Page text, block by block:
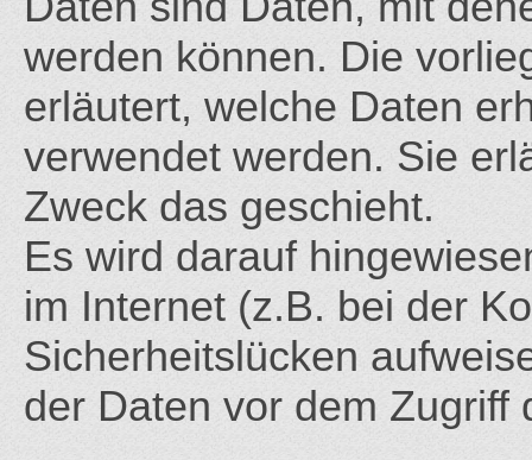
werden können. Die
erläutert, welche Daten
verwendet werden. Sie
Zweck das geschieht.
Es wird darauf
im Internet (z.B. bei der
Sicherheitslücken
der Daten vor dem Zugriff